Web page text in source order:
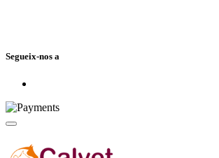
Segueix-nos a